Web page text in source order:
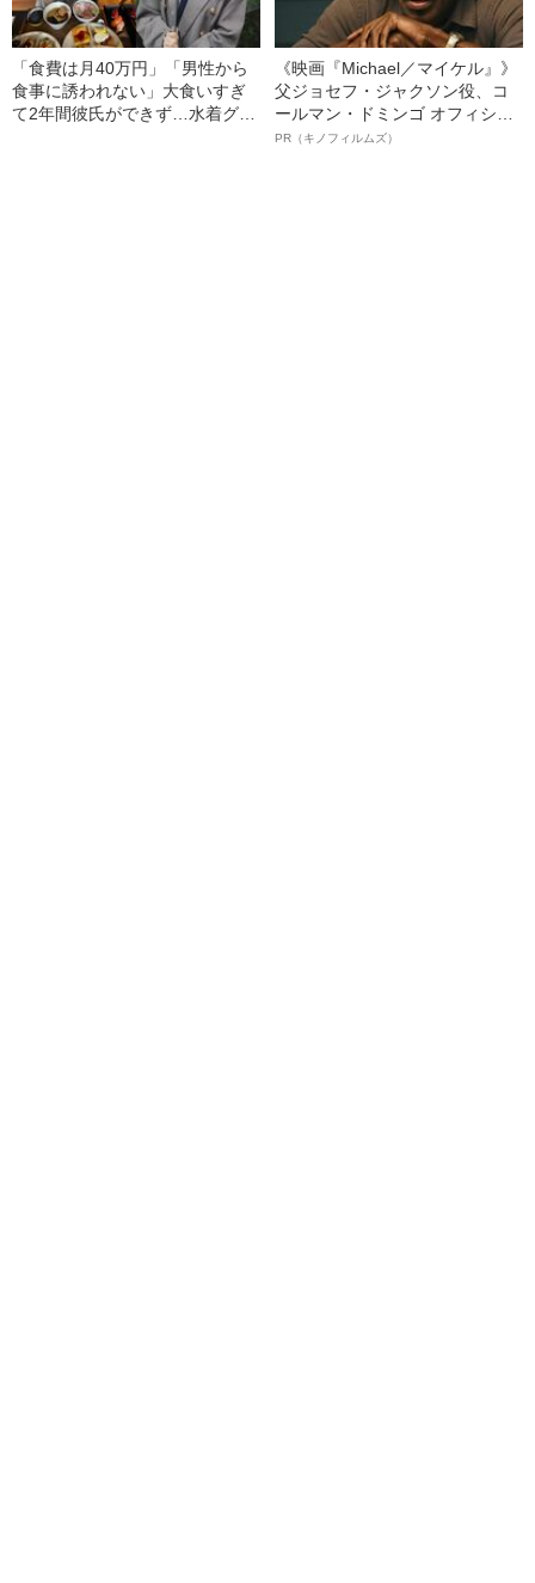
「食費は月40万円」「男性から
食事に誘われない」大食いすぎ
て2年間彼氏ができず…水着グラ
《映画『Michael／マイケル』》
父ジョセフ・ジャクソン役、コ
ールマン・ドミンゴ オフィシャ
ルインタビュー“観客を魅了した
PR（キノフィルムズ）